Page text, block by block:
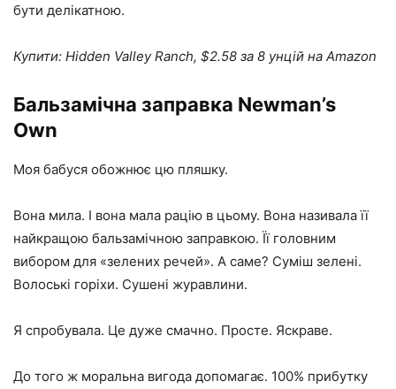
бути делікатною.
Купити: Hidden Valley Ranch, $2.58 за 8 унцій на Amazon
Бальзамічна заправка Newman’s
Own
Моя бабуся обожнює цю пляшку.
Вона мила. І вона мала рацію в цьому. Вона називала її
найкращою бальзамічною заправкою. Її головним
вибором для «зелених речей». А саме? Суміш зелені.
Волоські горіхи. Сушені журавлини.
Я спробувала. Це дуже смачно. Просте. Яскраве.
До того ж моральна вигода допомагає. 100% прибутку